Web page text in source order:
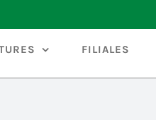
FILIALES